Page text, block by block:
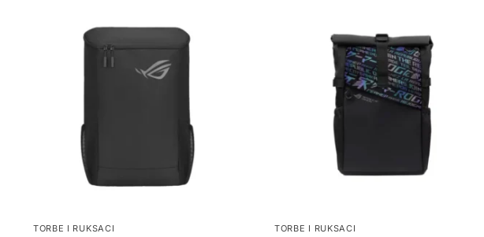
TORBE I RUKSACI TORBE I RUKSACI